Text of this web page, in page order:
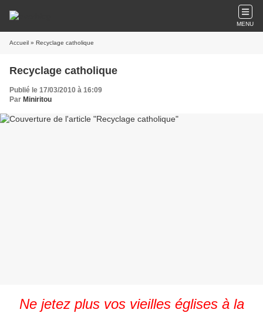
MENU
Accueil » Recyclage catholique
Recyclage catholique
Publié le 17/03/2010 à 16:09
Par Miniritou
Ne jetez plus vos vieilles églises à la